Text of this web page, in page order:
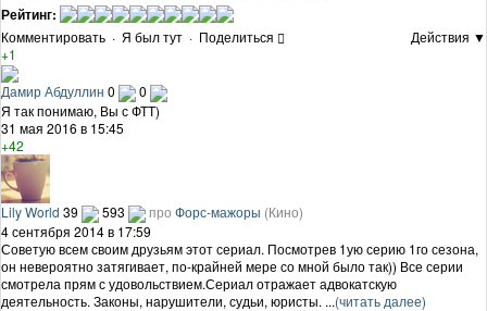
Рейтинг:
Комментировать · Я был тут · Поделиться
Действия ▼
+1
Дамир Абдуллин 0
0
Я так понимаю, Вы с ФТТ)
31 мая 2016 в 15:45
+42
Lily World 39 593 про Форс-мажоры (Кино)
4 сентября 2014 в 17:59
Советую всем своим друзьям этот сериал. Посмотрев 1ую серию 1го сезона,
он невероятно затягивает, по-крайней мере со мной было так)) Все серии
смотрела прям с удовольствием.Сериал отражает адвокатскую
деятельность. Законы, нарушители, судьи, юристы. ...(читать далее)